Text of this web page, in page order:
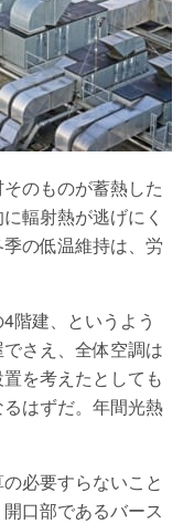
のものが蓄熱した
輻射熱が逃げにく
の低温維持は、労
階建、というよう
さえ、全体空調は
を考えたとしても
はずだ。年間光熱
必要すらないこと
口部であるバース